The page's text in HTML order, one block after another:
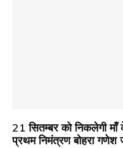
21 सितम्बर को निकलेगी माँ
प्रथम निमंत्रण बोहरा गणेश